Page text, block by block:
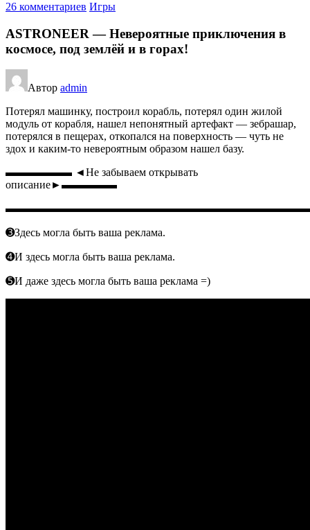
26 комментариев Игры
ASTRONEER — Невероятные приключения в
космосе, под землёй и в горах!
Автор admin
Потерял машинку, построил корабль, потерял один жилой
модуль от корабля, нашел непонятный артефакт — зебрашар,
потерялся в пещерах, откопался на поверхность — чуть не
здох и каким-то невероятным образом нашел базу.
▬▬▬▬▬▬ ◄Не забываем открывать
описание►▬▬▬▬▬
➌Здесь могла быть ваша реклама.
➍И здесь могла быть ваша реклама.
➎И даже здесь могла быть ваша реклама =)